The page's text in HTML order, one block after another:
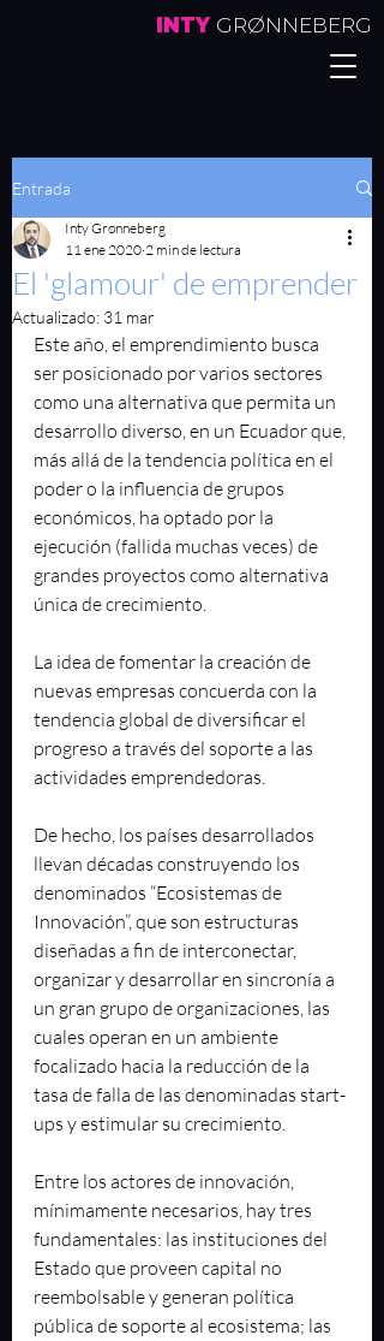
INTY GRØNNEBERG
Entrada
El 'glamour' de emprender
Inty Grønneberg
11 ene 2020 2 min de lectura
Actualizado: 31 mar
Este año, el emprendimiento busca
ser posicionado por varios sectores
como una alternativa que permita un
desarrollo diverso, en un Ecuador que,
más allá de la tendencia política en el
poder o la influencia de grupos
económicos, ha optado por la
ejecución (fallida muchas veces) de
grandes proyectos como alternativa
única de crecimiento.
La idea de fomentar la creación de
nuevas empresas concuerda con la
tendencia global de diversificar el
progreso a través del soporte a las
actividades emprendedoras.
De hecho, los países desarrollados
llevan décadas construyendo los
denominados “Ecosistemas de
Innovación”, que son estructuras
diseñadas a fin de interconectar,
organizar y desarrollar en sincronía a
un gran grupo de organizaciones, las
cuales operan en un ambiente
focalizado hacia la reducción de la
tasa de falla de las denominadas start-
ups y estimular su crecimiento.
Entre los actores de innovación,
mínimamente necesarios, hay tres
fundamentales: las instituciones del
Estado que proveen capital no
reembolsable y generan política
pública de soporte al ecosistema; las